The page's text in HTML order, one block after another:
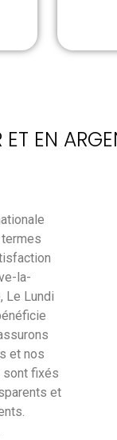
EN
la-
Le Lundi
et nos
sont fixés
et